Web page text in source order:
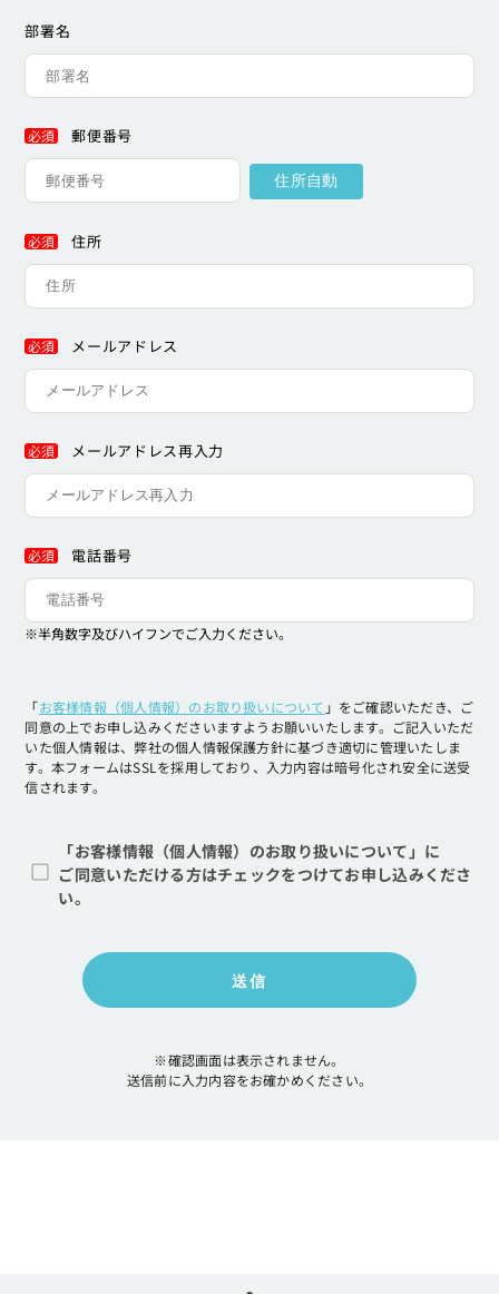
部署名
必須 郵便番号
必須 住所
必須 メールアドレス
必須 メールアドレス再入力
必須 電話番号
※半角数字及びハイフンでご入力ください。
「お客様情報（個人情報）のお取り扱いについて 」をご確認いただき、ご
同意の上でお申し込みくださいますようお願いいたします。ご記入いただ
いた個人情報は、弊社の個人情報保護方針に基づき適切に管理いたしま
す。本フォームはSSLを採用しており、入力内容は暗号化され安全に送受
信されます。
「お客様情報（個人情報）のお取り扱いについて」に
ご同意いただける方はチェックをつけてお申し込みくださ
い。
※確認画面は表示されません。
送信前に入力内容をお確かめください。